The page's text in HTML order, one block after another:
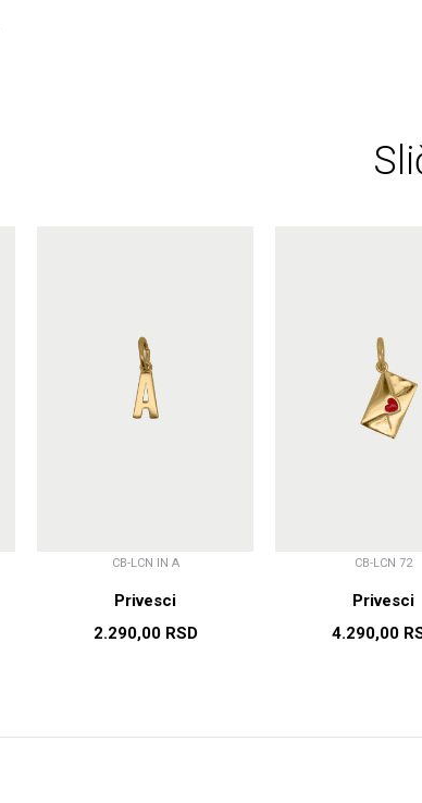
CB-LCN IN A
Privesci
2.290,00 RSD
CB-LCN 72
Privesci
4.290,00